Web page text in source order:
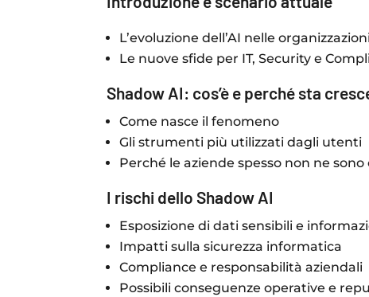
L’evoluzione dell’AI nelle
Le nuove sfide per IT, Security e
Shadow AI: cos’è e perché sta
Come nasce il fenomeno
Gli strumenti più utilizzati dagli utenti
Perché le aziende spesso non ne
I rischi dello Shadow AI
Esposizione di dati sensibili e
Impatti sulla sicurezza informatica
Compliance e responsabilità aziendali
Possibili conseguenze operative e